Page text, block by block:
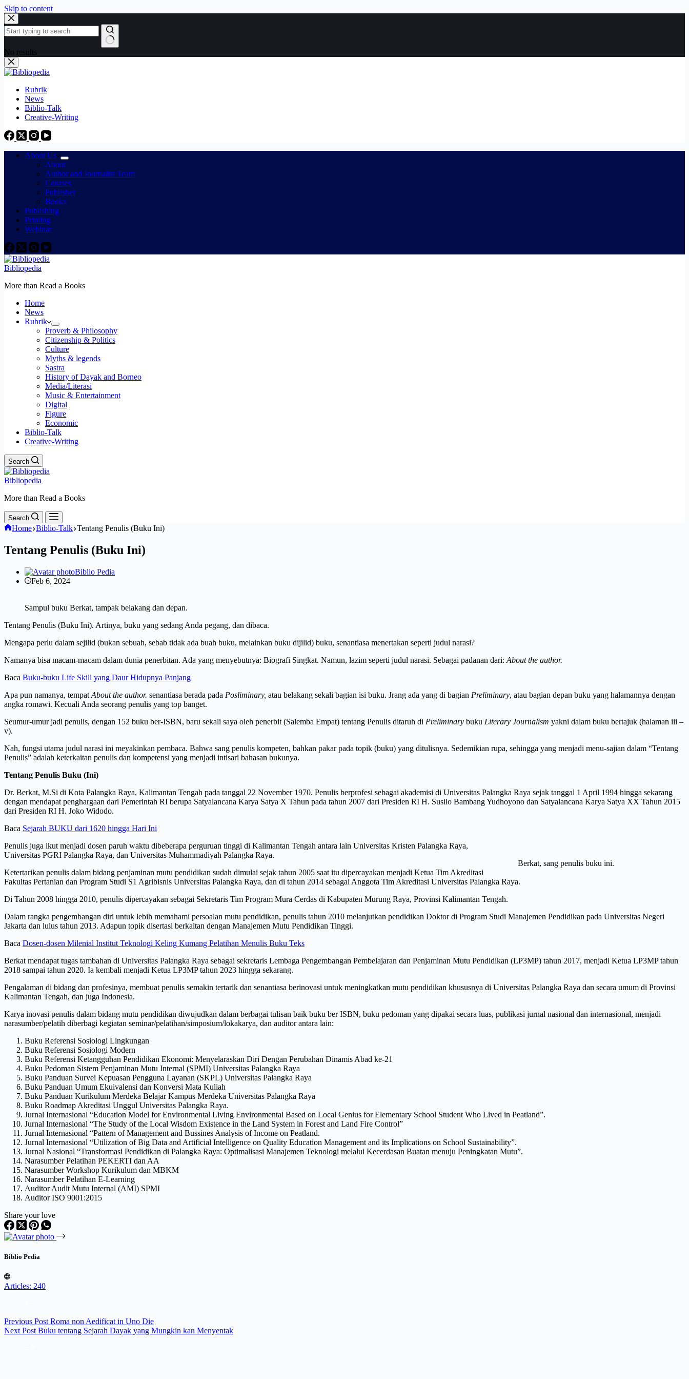
Skip to content
No results
Rubrik
News
Biblio-Talk
Creative-Writing
About Us
About
Author and Journalist Team
Courses
Publisher
Books
Publishing
Printing
Webinar
Bibliopedia
More than Read a Books
Home
News
Rubrik
Proverb & Philosophy
Citizenship & Politics
Culture
Myths & legends
Sastra
History of Dayak and Borneo
Media/Literasi
Music & Entertainment
Digital
Figure
Economic
Biblio-Talk
Creative-Writing
Search
Bibliopedia
More than Read a Books
Search
Home Biblio-Talk Tentang Penulis (Buku Ini)
Tentang Penulis (Buku Ini)
Biblio Pedia
Feb 6, 2024
Sampul buku Berkat, tampak belakang dan depan.
Tentang Penulis (Buku Ini). Artinya, buku yang sedang Anda pegang, dan dibaca.
Mengapa perlu dalam sejilid (bukan sebuah, sebab tidak ada buah buku, melainkan buku dijilid) buku, senantiasa menertakan seperti judul narasi?
Namanya bisa macam-macam dalam dunia penerbitan. Ada yang menyebutnya: Biografi Singkat. Namun, lazim seperti judul narasi. Sebagai padanan dari: About the author.
Baca Buku-buku Life Skill yang Daur Hidupnya Panjang
Apa pun namanya, tempat About the author. senantiasa berada pada Posliminary, atau belakang sekali bagian isi buku. Jrang ada yang di bagian Preliminary, atau bagian depan buku yang halamannya dengan
angka romawi. Kecuali Anda seorang penulis yang top banget.
Seumur-umur jadi penulis, dengan 152 buku ber-ISBN, baru sekali saya oleh penerbit (Salemba Empat) tentang Penulis ditaruh di Preliminary buku Literary Journalism yakni dalam buku bertajuk (halaman iii –
v).
Nah, fungsi utama judul narasi ini meyakinkan pembaca. Bahwa sang penulis kompeten, bahkan pakar pada topik (buku) yang ditulisnya. Sedemikian rupa, sehingga yang menjadi menu-sajian dalam “Tentang
Penulis” adalah keterkaitan penulis dan kompetensi yang menjadi intisari bahasan bukunya.
Tentang Penulis Buku (Ini)
Dr. Berkat, M.Si di Kota Palangka Raya, Kalimantan Tengah pada tanggal 22 November 1970. Penulis berprofesi sebagai akademisi di Universitas Palangka Raya sejak tanggal 1 April 1994 hingga sekarang
dengan mendapat penghargaan dari Pemerintah RI berupa Satyalancana Karya Satya X Tahun pada tahun 2007 dari Presiden RI H. Susilo Bambang Yudhoyono dan Satyalancana Karya Satya XX Tahun 2015
dari Presiden RI H. Joko Widodo.
Baca Sejarah BUKU dari 1620 hingga Hari Ini
Berkat, sang penulis buku ini.
Penulis juga ikut menjadi dosen paruh waktu dibeberapa perguruan tinggi di Kalimantan Tengah antara lain Universitas Kristen Palangka Raya,
Universitas PGRI Palangka Raya, dan Universitas Muhammadiyah Palangka Raya.
Ketertarikan penulis dalam bidang penjaminan mutu pendidikan sudah dimulai sejak tahun 2005 saat itu dipercayakan menjadi Ketua Tim Akreditasi
Fakultas Pertanian dan Program Studi S1 Agribisnis Universitas Palangka Raya, dan di tahun 2014 sebagai Anggota Tim Akreditasi Universitas Palangka Raya.
Di Tahun 2008 hingga 2010, penulis dipercayakan sebagai Sekretaris Tim Program Mura Cerdas di Kabupaten Murung Raya, Provinsi Kalimantan Tengah.
Dalam rangka pengembangan diri untuk lebih memahami persoalan mutu pendidikan, penulis tahun 2010 melanjutkan pendidikan Doktor di Program Studi Manajemen Pendidikan pada Universitas Negeri
Jakarta dan lulus tahun 2013. Adapun topik disertasi berkaitan dengan Manajemen Mutu Pendidikan Tinggi.
Baca Dosen-dosen Milenial Institut Teknologi Keling Kumang Pelatihan Menulis Buku Teks
Berkat mendapat tugas tambahan di Universitas Palangka Raya sebagai sekretaris Lembaga Pengembangan Pembelajaran dan Penjaminan Mutu Pendidikan (LP3MP) tahun 2017, menjadi Ketua LP3MP tahun
2018 sampai tahun 2020. Ia kembali menjadi Ketua LP3MP tahun 2023 hingga sekarang.
Pengalaman di bidang dan profesinya, membuat penulis semakin tertarik dan senantiasa berinovasi untuk meningkatkan mutu pendidikan khususnya di Universitas Palangka Raya dan secara umum di Provinsi
Kalimantan Tengah, dan juga Indonesia.
Karya inovasi penulis dalam bidang mutu pendidikan diwujudkan dalam berbagai tulisan baik buku ber ISBN, buku pedoman yang dipakai secara luas, publikasi jurnal nasional dan internasional, menjadi
narasumber/pelatih diberbagi kegiatan seminar/pelatihan/simposium/lokakarya, dan auditor antara lain:
Buku Referensi Sosiologi Lingkungan
Buku Referensi Sosiologi Modern
Buku Referensi Ketangguhan Pendidikan Ekonomi: Menyelaraskan Diri Dengan Perubahan Dinamis Abad ke-21
Buku Pedoman Sistem Penjaminan Mutu Internal (SPMI) Universitas Palangka Raya
Buku Panduan Survei Kepuasan Pengguna Layanan (SKPL) Universitas Palangka Raya
Buku Panduan Umum Ekuivalensi dan Konversi Mata Kuliah
Buku Panduan Kurikulum Merdeka Belajar Kampus Merdeka Universitas Palangka Raya
Buku Roadmap Akreditasi Unggul Universitas Palangka Raya.
Jurnal Internasional “Education Model for Environmental Living Environmental Based on Local Genius for Elementary School Student Who Lived in Peatland”.
Jurnal Internasional “The Study of the Local Wisdom Existence in the Land System in Forest and Land Fire Control”
Jurnal Internasional “Pattern of Management and Bussines Analysis of Income on Peatland.
Jurnal Internasional “Utilization of Big Data and Artificial Intelligence on Quality Education Management and its Implications on School Sustainability”.
Jurnal Nasional “Transformasi Pendidikan di Palangka Raya: Optimalisasi Manajemen Teknologi melalui Kecerdasan Buatan menuju Peningkatan Mutu”.
Narasumber Pelatihan PEKERTI dan AA
Narasumber Workshop Kurikulum dan MBKM
Narasumber Pelatihan E-Learning
Auditor Audit Mutu Internal (AMI) SPMI
Auditor ISO 9001:2015
Share your love
Biblio Pedia
Articles: 240
Previous Post Roma non Aedificat in Uno Die
Next Post Buku tentang Sejarah Dayak yang Mungkin kan Menyentak